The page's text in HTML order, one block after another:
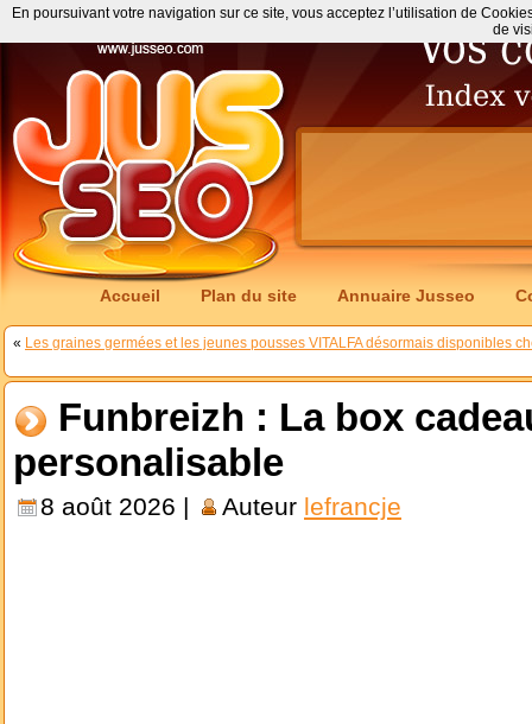
Accueil Plan du site Annuaire Jusseo
« Les graines germées et les jeunes pousses VITALFA désormais disponibles
Funbreizh : La box
personalisable
8 août 2026 | Auteur lefrancje
En poursuivant votre navigation sur ce site, vous acceptez l’utilisation de
de